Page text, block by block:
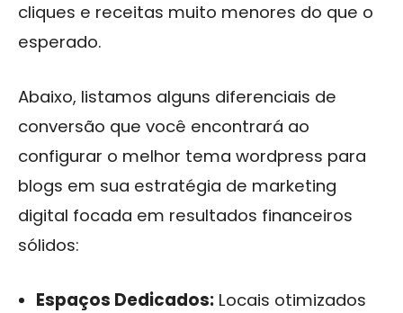
cliques e receitas muito menores do que o
esperado.
Abaixo, listamos alguns diferenciais de
conversão que você encontrará ao
configurar o melhor tema wordpress para
blogs em sua estratégia de marketing
digital focada em resultados financeiros
sólidos:
Espaços Dedicados: Locais otimizados